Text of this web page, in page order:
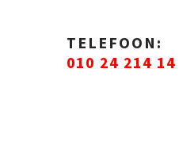
TELEFOON:
010 24 214 14